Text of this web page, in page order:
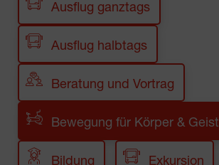
Ausflug ganztags
Ausflug halbtags
Beratung und Vortrag
Bewegung für Körper & Geist
Bildung Exkursion